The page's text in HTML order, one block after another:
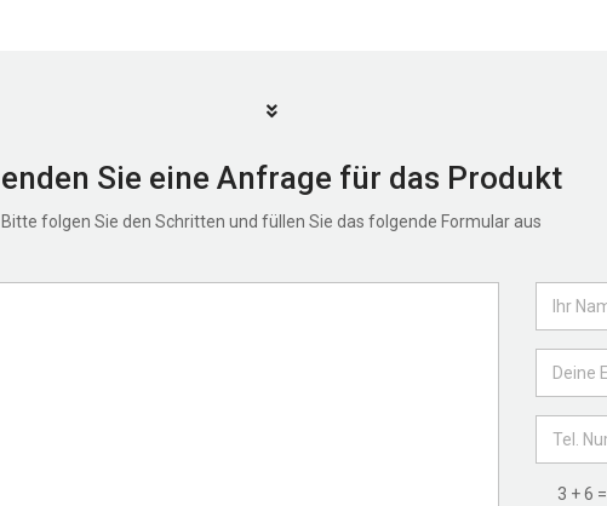
Sie eine Anfrage für das Produkt
Bitte folgen Sie den Schritten und füllen Sie das folgende Formular aus
3 + 6 =